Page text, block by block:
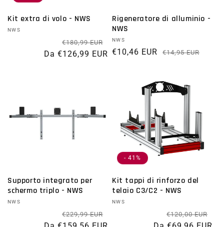
Kit extra di volo - NWS
Fornitore:
NWS
Prezzo di listino
€180,99 EUR
Prezzo scontato
Da €126,99 EUR
Rigeneratore di alluminio -
NWS
Fornitore:
NWS
€14,95 EUR
€10,46 EUR
Supporto integrato per
schermo triplo - NWS
Fornitore:
NWS
Prezzo di listino
€229,99 EUR
Prezzo scontato
- 41%
Kit tappi di rinforzo del
telaio C3/C2 - NWS
Fornitore:
NWS
€120,00 EUR